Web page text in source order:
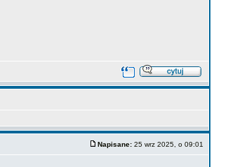
Napisane: 25 wrz 2025, o 09:01